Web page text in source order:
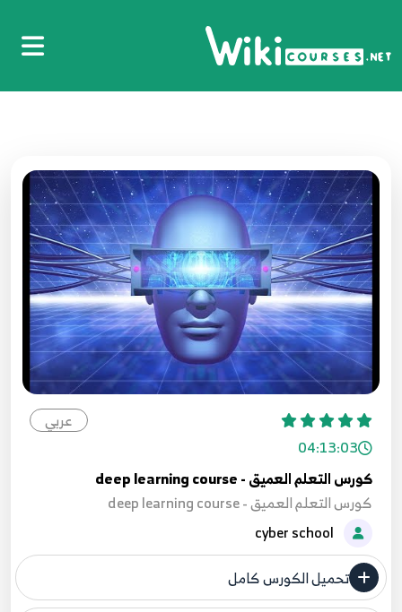
عربي
04:13:03
كورس التعلم العميق - deep learning course
كورس التعلم العميق - deep learning course
تحميل الكورس كامل